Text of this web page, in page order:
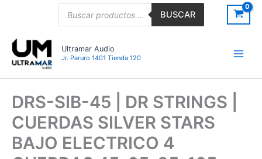
BUSCAR
Ultramar Audio
Jr. Paruro 1401 Tienda 120
DRS-SIB-45 | DR STRINGS |
CUERDAS SILVER STARS
BAJO ELECTRICO 4